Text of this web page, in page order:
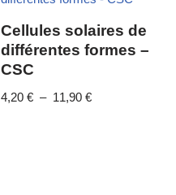
Cellules solaires de
différentes formes –
CSC
4,20€ – 11,90€